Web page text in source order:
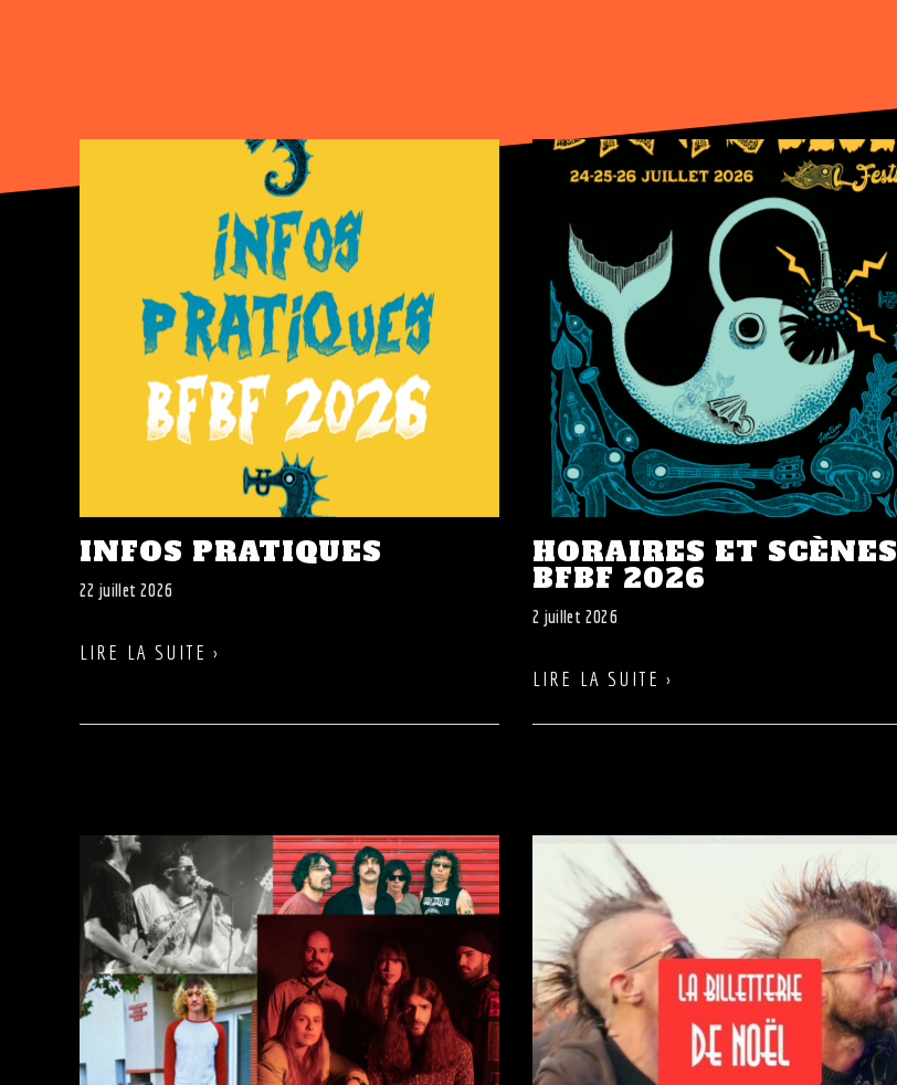
INFOS PRATIQUES
22 juillet 2026
LIRE LA SUITE ›
HORAIRES ET SCÈNES
BFBF 2026
2 juillet 2026
LIRE LA SUITE ›